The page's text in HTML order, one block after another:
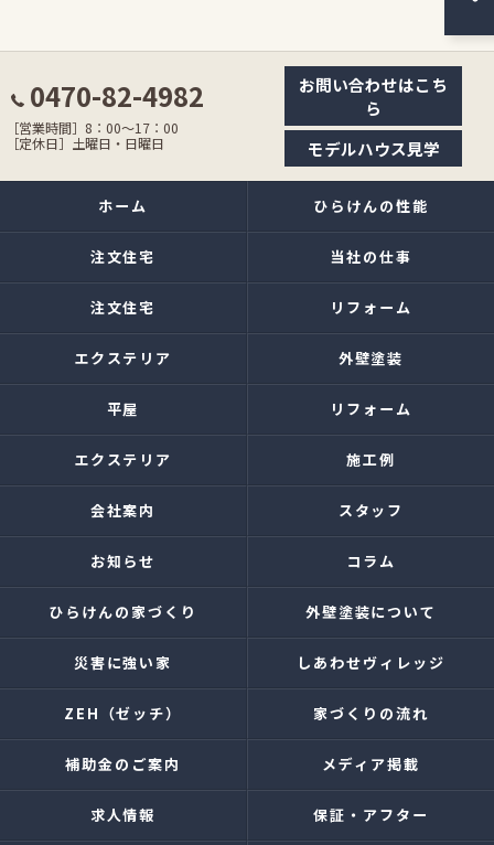
0470-82-4982
［営業時間］8：00〜17：00
［定休日］土曜日・日曜日
お問い合わせはこち
ら
モデルハウス見学
ホーム ひらけんの性能
注文住宅 当社の仕事
注文住宅 リフォーム
エクステリア 外壁塗装
平屋 リフォーム
エクステリア 施工例
会社案内 スタッフ
お知らせ コラム
ひらけんの家づくり 外壁塗装について
災害に強い家 しあわせヴィレッジ
ZEH（ゼッチ） 家づくりの流れ
補助金のご案内 メディア掲載
求人情報 保証・アフター